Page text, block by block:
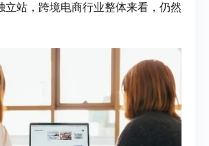
立站，跨境电商行业整体来看，仍然